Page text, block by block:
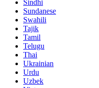
Sindhi
Sundanese
Swahili
Tajik
Tamil
Telugu
Thai
Ukrainian
Urdu
Uzbek